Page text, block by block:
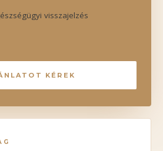
visszajelzés
KÉREK